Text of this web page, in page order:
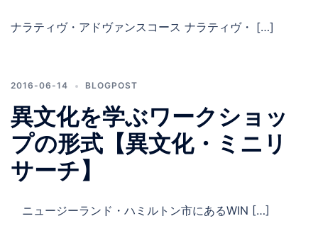
ナラティヴ・アドヴァンスコース ナラティヴ・ […]
2016-06-14 BLOGPOST
異文化を学ぶワークショッ
プの形式【異文化・ミニリ
サーチ】
ニュージーランド・ハミルトン市にあるWIN […]